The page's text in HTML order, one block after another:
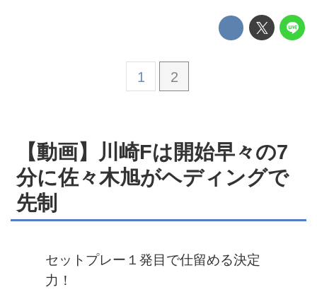
1 2
【動画】川崎Fは開始早々の7
分に佐々木旭がヘディングで
先制
セットプレー１発目で仕留める決定
力！